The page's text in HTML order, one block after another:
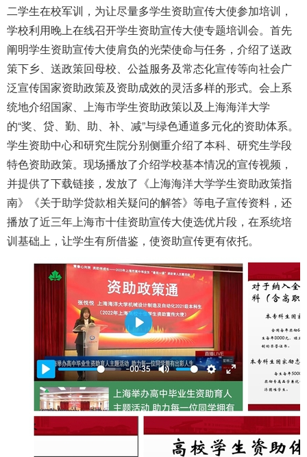
二学生在校军训，为让尽量多学生资助宣传大使参加培训，
学校利用晚上在线召开学生资助宣传大使专题培训会。首先
阐明学生资助宣传大使肩负的光荣使命与任务，介绍了送政
策下乡、送政策回母校、公益服务及常态化宣传等向社会广
泛宣传国家资助政策及资助成效的灵活多样的形式。会上系
统地介绍国家、上海市学生资助政策以及上海海洋大学
的“奖、贷、勤、助、补、减”与绿色通道多元化的资助体系。
学生资助中心和研究生院分别侧重介绍了本科、研究生学段
特色资助政策。现场播放了介绍学校基本情况的宣传视频，
并提供了下载链接，发放了《上海海洋大学学生资助政策指
南》《关于助学贷款相关疑问的解答》等电子宣传资料，还
播放了近三年上海市十佳资助宣传大使选优片段，在系统培
训基础上，让学生有所借鉴，使资助宣传更有依托。